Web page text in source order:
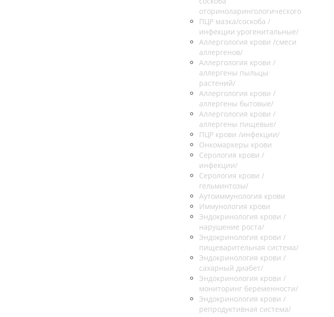
оториноларингологического
ПЦР мазка/соскоба /
инфекции урогенитальные/
Аллергология крови /смеси
аллергенов/
Аллергология крови /
аллергены пыльцы
растений/
Аллергология крови /
аллергены бытовые/
Аллергология крови /
аллергены пищевые/
ПЦР крови /инфекции/
Онкомаркеры крови
Серология крови /
инфекции/
Серология крови /
гельминтозы/
Аутоиммунология крови
Иммунология крови
Эндокринология крови /
нарушение роста/
Эндокринология крови /
пищеварительная система/
Эндокринология крови /
сахарный диабет/
Эндокринология крови /
мониторинг беременности/
Эндокринология крови /
репродуктивная система/